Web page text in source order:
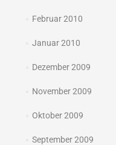
Februar 2010
Januar 2010
Dezember 2009
November 2009
Oktober 2009
September 2009